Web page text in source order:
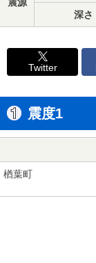
深さ
Twitter
震度1
楢葉町